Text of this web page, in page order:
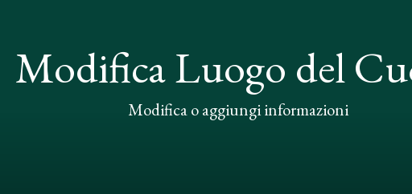
Modifica Luogo del
Modifica o aggiungi informazioni